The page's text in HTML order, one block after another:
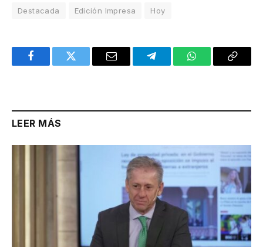
Destacada Edición Impresa Hoy
FacebookTwitter Email TelegramWhatsAppCopy
LEER MÁS